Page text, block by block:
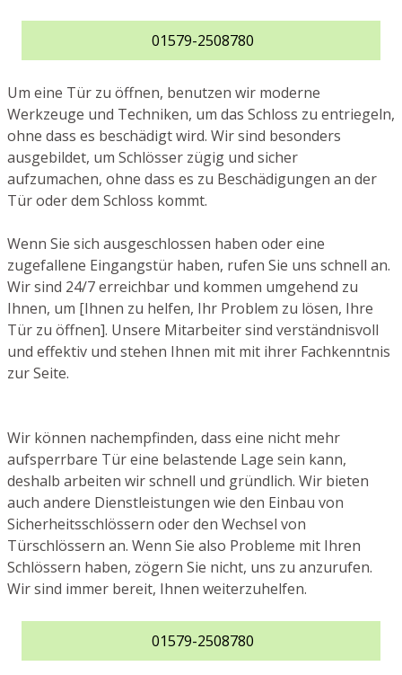
01579-2508780
Um eine Tür zu öffnen, benutzen wir moderne
Werkzeuge und Techniken, um das Schloss zu entriegeln,
ohne dass es beschädigt wird. Wir sind besonders
ausgebildet, um Schlösser zügig und sicher
aufzumachen, ohne dass es zu Beschädigungen an der
Tür oder dem Schloss kommt.
Wenn Sie sich ausgeschlossen haben oder eine
zugefallene Eingangstür haben, rufen Sie uns schnell an.
Wir sind 24/7 erreichbar und kommen umgehend zu
Ihnen, um [Ihnen zu helfen, Ihr Problem zu lösen, Ihre
Tür zu öffnen]. Unsere Mitarbeiter sind verständnisvoll
und effektiv und stehen Ihnen mit mit ihrer Fachkenntnis
zur Seite.
Wir können nachempfinden, dass eine nicht mehr
aufsperrbare Tür eine belastende Lage sein kann,
deshalb arbeiten wir schnell und gründlich. Wir bieten
auch andere Dienstleistungen wie den Einbau von
Sicherheitsschlössern oder den Wechsel von
Türschlössern an. Wenn Sie also Probleme mit Ihren
Schlössern haben, zögern Sie nicht, uns zu anzurufen.
Wir sind immer bereit, Ihnen weiterzuhelfen.
01579-2508780